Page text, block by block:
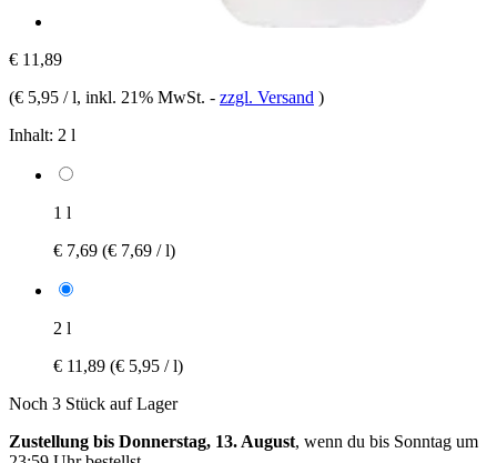
€ 11,89
(€ 5,95 / l, inkl. 21% MwSt. - zzgl. Versand )
Inhalt: 2 l
1 l
€ 7,69 (€ 7,69 / l)
2 l
€ 11,89 (€ 5,95 / l)
Noch 3 Stück auf Lager
Zustellung bis Donnerstag, 13. August, wenn du bis Sonntag um